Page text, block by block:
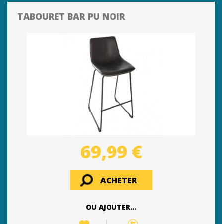
TABOURET BAR PU NOIR
69,99 €
ACHETER
OU AJOUTER...